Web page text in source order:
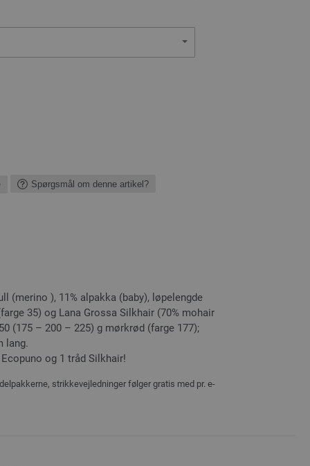
Spørgsmål om denne artikel?
(merino ), 11% alpakka (baby), løpelengde
35) og Lana Grossa Silkhair (70% mohair
(175 – 200 – 225) g mørkrød (farge 177);
lang.
og 1 tråd Silkhair!
strikkevejledninger følger gratis med pr. e-